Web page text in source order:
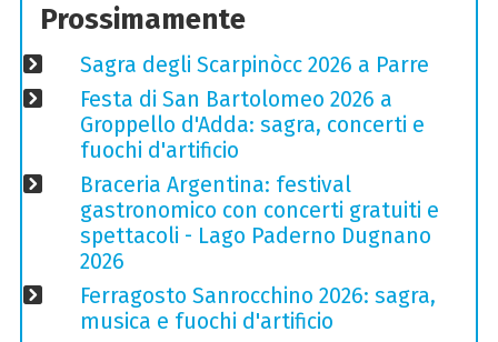
Prossimamente
Sagra degli Scarpinòcc 2026 a Parre
Festa di San Bartolomeo 2026 a
Groppello d'Adda: sagra, concerti e
fuochi d'artificio
Braceria Argentina: festival
gastronomico con concerti gratuiti e
spettacoli - Lago Paderno Dugnano
2026
Ferragosto Sanrocchino 2026: sagra,
musica e fuochi d'artificio